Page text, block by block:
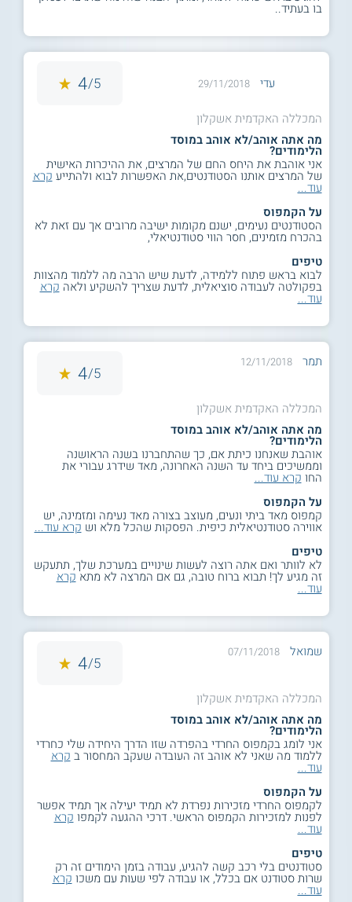
בו בעתיד..
עדי 29/11/2018
5/
4
המכללה האקדמית אשקלון
מה אתה אוהב/לא אוהב במוסד
הלימודים?
אני אוהבת את היחס החם של המרצים, את ההיכרות האישית
של המרצים אותנו הסטודנטים,את האפשרות לבוא ולהתייע קרא
עוד...
על הקמפוס
הסטודנטים נעימים, ישנם מקומות ישיבה מרובים אך עם זאת לא
בהכרח מזמינים, חסר הווי סטודנטיאלי,
טיפים
לבוא בראש פתוח ללמידה, לדעת שיש הרבה מה ללמוד מהצוות
בפקולטה לעבודה סוציאלית, לדעת שצריך להשקיע ולאה קרא
עוד...
תמר 12/11/2018
5/
4
המכללה האקדמית אשקלון
מה אתה אוהב/לא אוהב במוסד
הלימודים?
אוהבת שאנחנו כיתת אם, כך שהתחברנו בשנה הראושנה
וממשיכים ביחד עד השנה האחרונה, מאד שידרג עבורי את
החו קרא עוד...
על הקמפוס
קמפוס מאד ביתי ונעים, מעוצב בצורה מאד נעימה ומזמינה, יש
אווירה סטודנטיאלית כיפית. הפסקות שהכל מלא וש קרא עוד...
טיפים
לא לוותר ואם אתה רוצה לעשות שינויים במערכת שלך, תתעקש
זה מגיע לך! תבוא ברוח טובה, גם אם המרצה לא מתא קרא
עוד...
שמואל 07/11/2018
5/
4
המכללה האקדמית אשקלון
מה אתה אוהב/לא אוהב במוסד
הלימודים?
אני לומג בקמפוס החרדי בהפרדה שזו הדרך היחידה שלי כחרדי
ללמוד מה שאני לא אוהב זה העובדה שעקב המחסור ב קרא
עוד...
על הקמפוס
לקמפוס החרדי מזכירות נפרדת לא תמיד יעילה אך תמיד אפשר
לפנות למזכירות הקמפוס הראשי. דרכי ההגעה לקמפו קרא
עוד...
טיפים
סטודנטים בלי רכב קשה להגיע, עבודה בזמן הימודים זה רק
שרות סטודנט אם בכלל, או עבודה לפי שעות עם משכו קרא
עוד...